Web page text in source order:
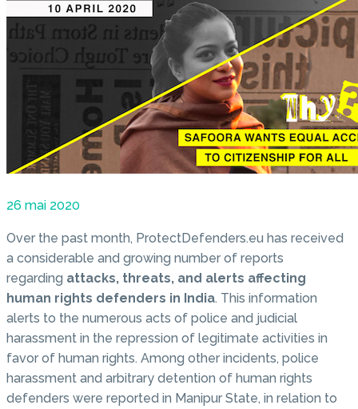
26 mai 2020
Over the past month, ProtectDefenders.eu has received
a considerable and growing number of reports
regarding attacks, threats, and alerts affecting
human rights defenders in India. This information
alerts to the numerous acts of police and judicial
harassment in the repression of legitimate activities in
favor of human rights. Among other incidents, police
harassment and arbitrary detention of human rights
defenders were reported in Manipur State, in relation to